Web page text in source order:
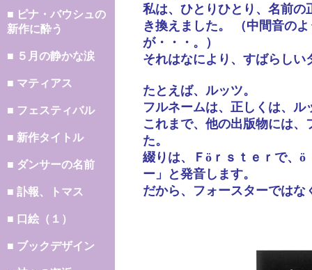
■ ピナ・バウシュの
新作に酔う
■ ５月の静かな涙
■ マティアス
■ フェスティバル
■ 新作タイトル
■ ダンサーの名前
■ 訃報、トマス
■ 口絵（１）
■ ブックデザイン
私は、ひとりひとり、名前の
き換えました。 （中間音の
が・・・。）
それはなにより、すばらし
たとえば、ルッツ。
フルネームは、正しくは、
これまで、他の出版物には
た。
綴りは、Ｆöｒｓｔｅｒで、
ー」と発音します。
だから、フォースターではな